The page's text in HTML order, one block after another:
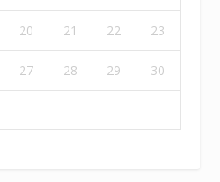
20 21 22 23
27 28 29 30